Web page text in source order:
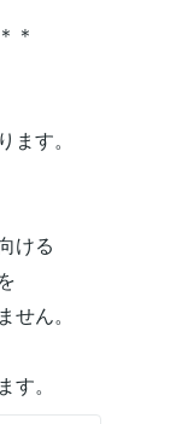
＊
す。
ける
ん。
。